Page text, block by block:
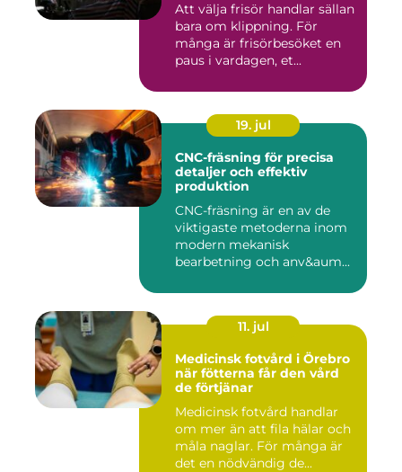
Att välja frisör handlar sällan
bara om klippning. För
många är frisörbesöket en
paus i vardagen, et...
19. jul
CNC-fräsning för precisa
detaljer och effektiv
produktion
CNC-fräsning är en av de
viktigaste metoderna inom
modern mekanisk
bearbetning och anv&aum...
11. jul
Medicinsk fotvård i Örebro
när fötterna får den vård
de förtjänar
Medicinsk fotvård handlar
om mer än att fila hälar och
måla naglar. För många är
det en nödvändig de...